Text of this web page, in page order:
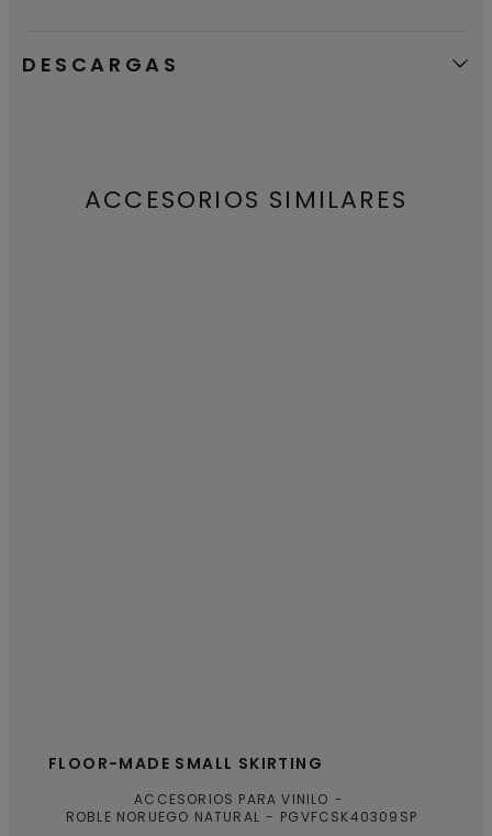
DESCARGAS
ACCESORIOS SIMILARES
FLOOR-MADE SMALL SKIRTING
ACCESORIOS PARA VINILO
ROBLE NORUEGO NATURAL
PGVFCSK40309SP